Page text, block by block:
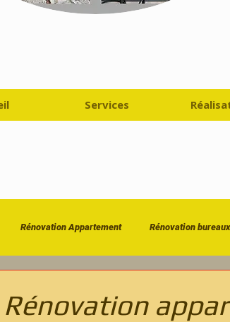
Services
Rénovation Appartement Rénovation bureaux
Rénovation